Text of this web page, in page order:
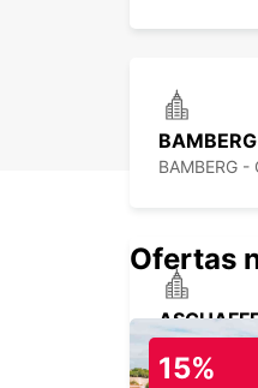
BAMBERG
BAMBERG -
Ofertas
15%